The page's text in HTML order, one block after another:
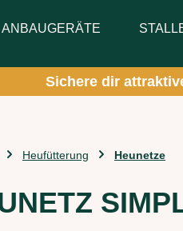
ANBAUGERÄTE
Sichere dir
Heufütterung Heunetze